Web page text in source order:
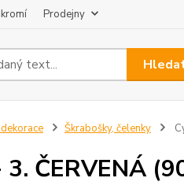
Prodejny
Škrabošky, čelenky
ČERVENÁ